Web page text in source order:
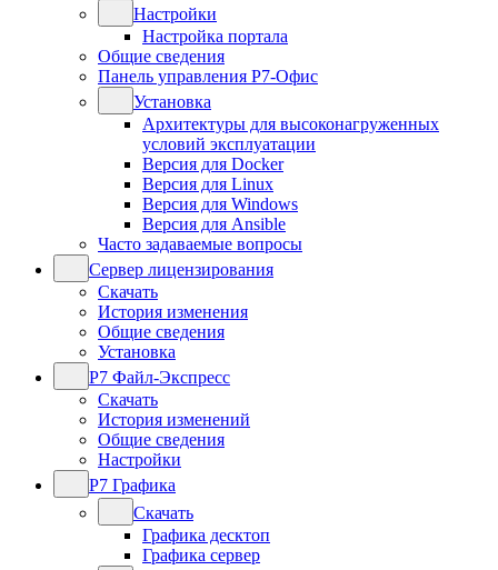
Настройки
Настройка портала
Общие сведения
Панель управления Р7-Офис
Установка
Архитектуры для высоконагруженных
условий эксплуатации
Версия для Docker
Версия для Linux
Версия для Windows
Версия для Ansible
Часто задаваемые вопросы
Сервер лицензирования
Скачать
История изменения
Общие сведения
Установка
Р7 Файл-Экспресс
Скачать
История изменений
Общие сведения
Настройки
Р7 Графика
Скачать
Графика десктоп
Графика сервер